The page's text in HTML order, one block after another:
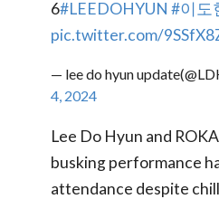
6#LEEDOHYUN #이도
pic.twitter.com/
— lee do hyun
4, 2024
Lee Do Hyun and
busking performance
attendance despite